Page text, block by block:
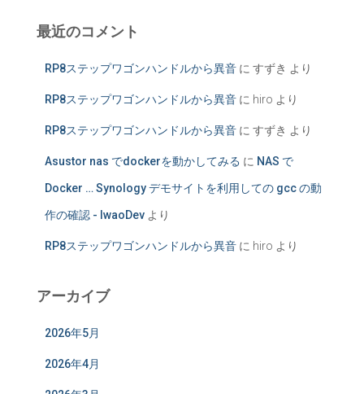
最近のコメント
RP8ステップワゴンハンドルから異音 に すずき より
RP8ステップワゴンハンドルから異音 に hiro より
RP8ステップワゴンハンドルから異音 に すずき より
Asustor nas でdockerを動かしてみる に NAS で
Docker … Synology デモサイトを利用しての gcc の動
作の確認 - IwaoDev より
RP8ステップワゴンハンドルから異音 に hiro より
アーカイブ
2026年5月
2026年4月